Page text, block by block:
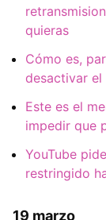
quieras
Cómo es,
desactivar el
Este es el
impedir que
YouTube
restringido
19 marzo